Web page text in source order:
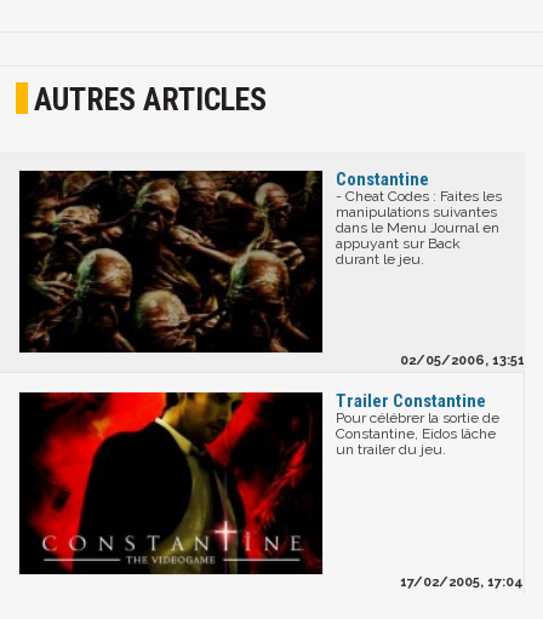
AUTRES ARTICLES
Constantine
- Cheat Codes : Faites les
manipulations suivantes
dans le Menu Journal en
appuyant sur Back
durant le jeu.
02/05/2006, 13:51
Trailer Constantine
Pour célébrer la sortie de
Constantine, Eidos lâche
un trailer du jeu.
17/02/2005, 17:04